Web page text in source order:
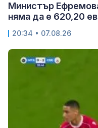
Министър
няма да е 620,20
20:34 • 07.08.26